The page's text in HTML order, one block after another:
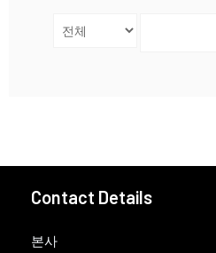
Contact Details
본사